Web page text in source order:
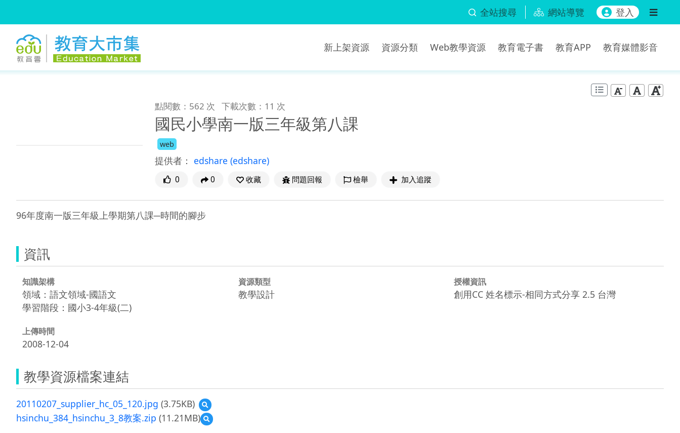
全站搜尋 網站導覽 登入
新上架資源 資源分類 Web教學資源 教育電子書 教育APP 教育媒體影音
點閱數：562 次 下載次數：11 次
國民小學南一版三年級第八課
web
提供者： edshare (edshare)
0 0 收藏 問題回報 檢舉 加入追蹤
96年度南一版三年級上學期第八課─時間的腳步
資訊
知識架構
領域：語文領域-國語文
學習階段：國小3-4年級(二)
資源類型
教學設計
授權資訊
創用CC 姓名標示-相同方式分享 2.5 台灣
上傳時間
2008-12-04
教學資源檔案連結
20110207_supplier_hc_05_120.jpg (3.75KB)
預
覽
20110207_supplier_hc_05_120.jpg
hsinchu_384_hsinchu_3_8教案.zip (11.21MB)
預
覽